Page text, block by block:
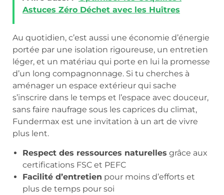
Astuces Zéro Déchet avec les Huîtres
Au quotidien, c’est aussi une économie d’énergie
portée par une isolation rigoureuse, un entretien
léger, et un matériau qui porte en lui la promesse
d’un long compagnonnage. Si tu cherches à
aménager un espace extérieur qui sache
s’inscrire dans le temps et l’espace avec douceur,
sans faire naufrage sous les caprices du climat,
Fundermax est une invitation à un art de vivre
plus lent.
Respect des ressources naturelles grâce aux
certifications FSC et PEFC
Facilité d’entretien pour moins d’efforts et
plus de temps pour soi